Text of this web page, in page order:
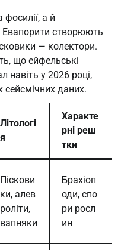
фосилії, а й
Евапорити створюють
— колектори.
що ейфельські
навіть у 2026 році,
даних.
Літологі
я
Характе
рні реш
тки
Піскови
ки, алев
роліти,
вапняки
Брахіоп
оди, спо
ри росл
ин